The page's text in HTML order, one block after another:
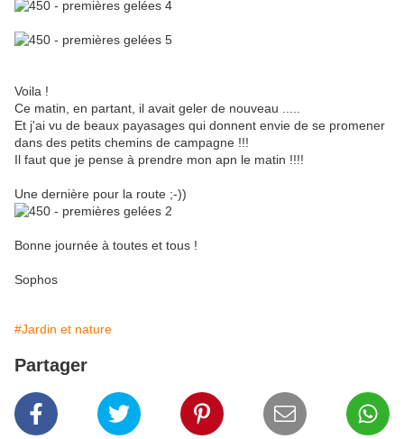
Voila !
Ce matin, en partant, il avait geler de nouveau .....
Et j'ai vu de beaux payasages qui donnent envie de se promener
dans des petits chemins de campagne !!!
Il faut que je pense à prendre mon apn le matin !!!!
Une dernière pour la route ;-))
Bonne journée à toutes et tous !
Sophos
#Jardin et nature
Partager